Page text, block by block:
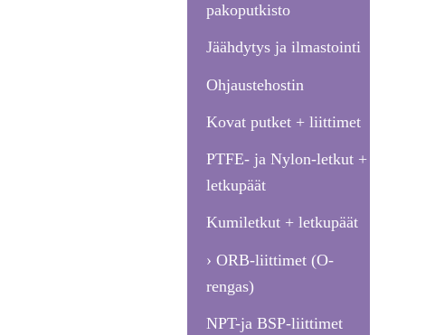
pakoputkisto
Jäähdytys ja ilmastointi
Ohjaustehostin
Kovat putket + liittimet
PTFE- ja Nylon-letkut +
letkupäät
Kumiletkut + letkupäät
ORB-liittimet (O-
rengas)
NPT-ja BSP-liittimet